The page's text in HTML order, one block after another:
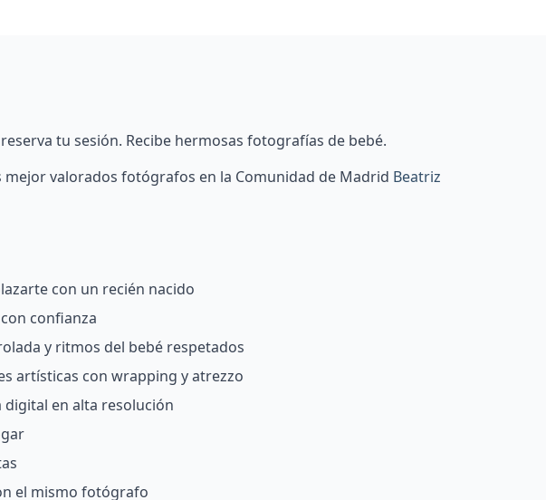
tu sesión. Recibe hermosas fotografías de bebé.
mejor valorados fotógrafos en la Comunidad de Madrid Beatriz
con un recién nacido
confianza
y ritmos del bebé respetados
artísticas con wrapping y atrezzo
en alta resolución
el mismo fotógrafo